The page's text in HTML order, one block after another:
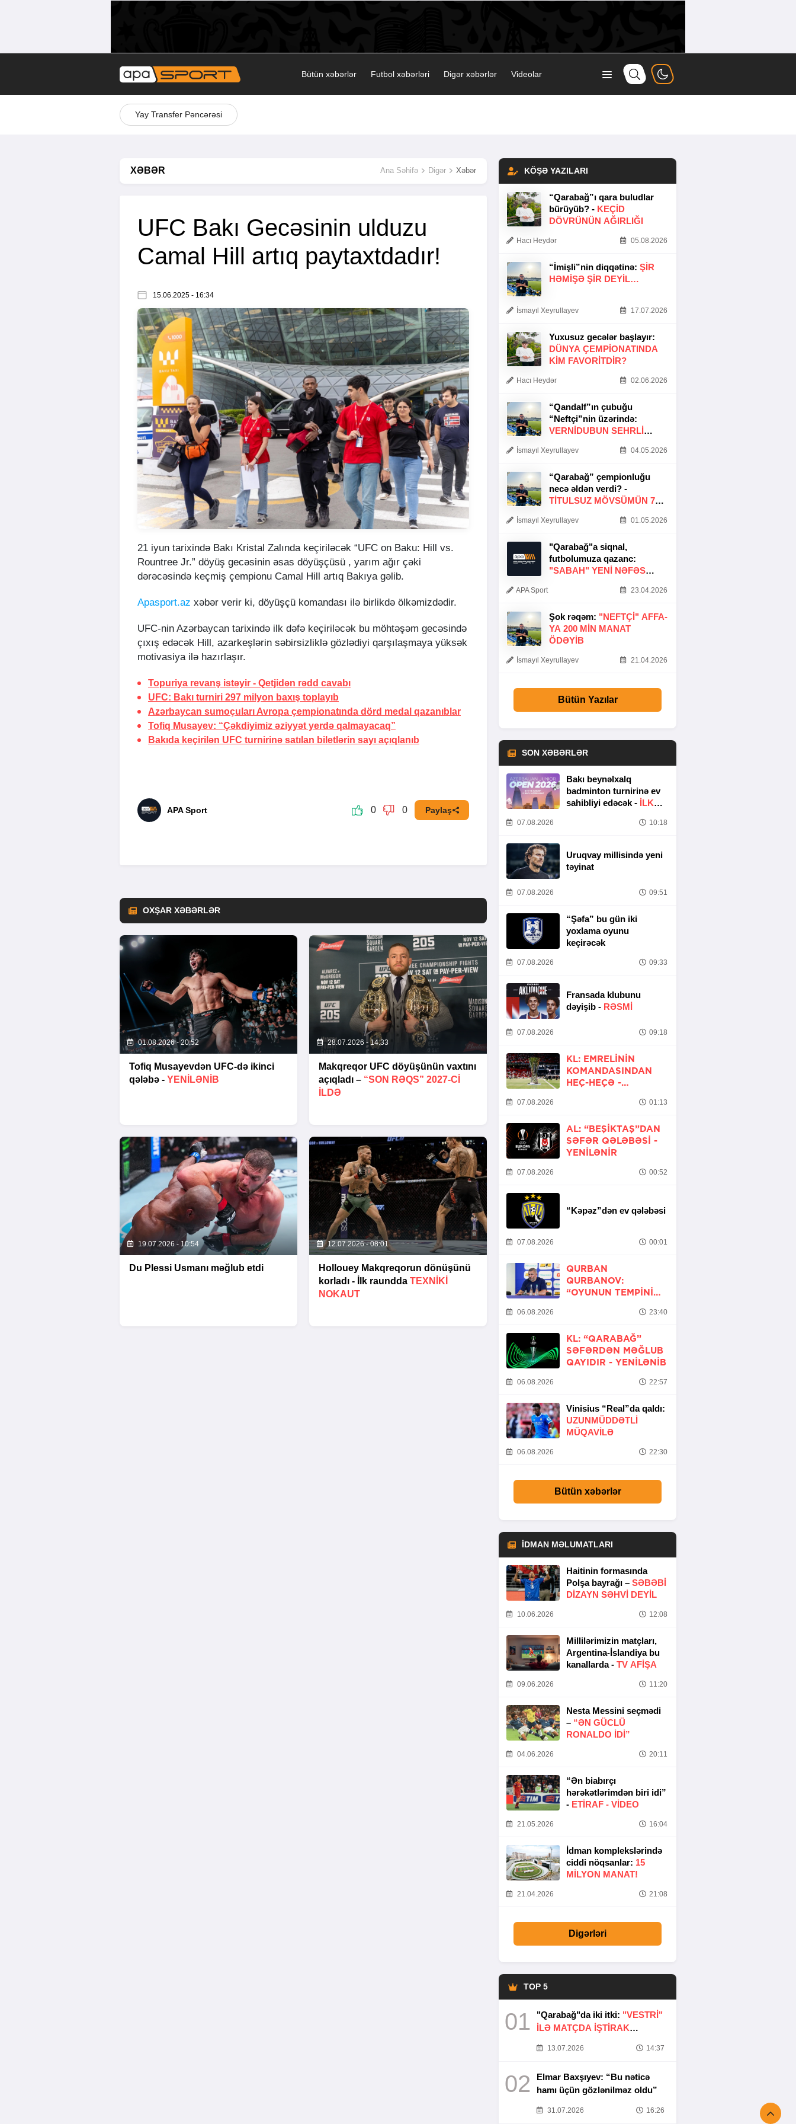
Bütün xəbərlər Futbol xəbərləri Digər xəbərlər Videolar
Yay Transfer Pəncərəsi
XƏBƏR Ana Səhifə Digər Xəbər
UFC Bakı Gecəsinin ulduzu
Camal Hill artıq paytaxtdadır!
15.06.2025 - 16:34
21 iyun tarixində Bakı Kristal Zalında keçiriləcək “UFC on Baku: Hill vs.
Rountree Jr.” döyüş gecəsinin əsas döyüşçüsü , yarım ağır çəki
dərəcəsində keçmiş çempionu Camal Hill artıq Bakıya gəlib.
Apasport.az xəbər verir ki, döyüşçü komandası ilə birlikdə ölkəmizdədir.
UFC-nin Azərbaycan tarixində ilk dəfə keçiriləcək bu möhtəşəm gecəsində
çıxış edəcək Hill, azarkeşlərin səbirsizliklə gözlədiyi qarşılaşmaya yüksək
motivasiya ilə hazırlaşır.
Topuriya revanş istəyir - Qetjidən rədd cavabı
UFC: Bakı turniri 297 milyon baxış toplayıb
Azərbaycan sumoçuları Avropa çempionatında dörd medal qazanıblar
Tofiq Musayev: “Çəkdiyimiz əziyyət yerdə qalmayacaq”
Bakıda keçirilən UFC turnirinə satılan biletlərin sayı açıqlanıb
APA Sport 0 0 Paylaş
OXŞAR XƏBƏRLƏR
01.08.2026 - 20:52
Tofiq Musayevdən UFC-də ikinci
qələbə - YENİLƏNİB
28.07.2026 - 14:33
Makqreqor UFC döyüşünün vaxtını
açıqladı – “SON RƏQS” 2027-CI
ILDƏ
19.07.2026 - 10:54
Du Plessi Usmanı məğlub etdi
12.07.2026 - 08:01
Hollouey Makqreqorun dönüşünü
korladı - İlk raundda TEXNIKI
NOKAUT
KÖŞƏ YAZILARI
“Qarabağ”ı qara buludlar
bürüyüb? - KEÇID
DÖVRÜNÜN AĞIRLIĞI
Hacı Heydər 05.08.2026
“İmişli”nin diqqətinə: ŞIR
HƏMIŞƏ ŞIR DEYIL…
İsmayıl Xeyrullayev 17.07.2026
Yuxusuz gecələr başlayır:
DÜNYA ÇEMPIONATINDA
KIM FAVORITDIR?
Hacı Heydər 02.06.2026
“Qandalf”ın çubuğu
“Neftçi”nin üzərində:
VERNİDUBUN SEHRLİ
İsmayıl Xeyrullayev 04.05.2026
“Qarabağ” çempionluğu
necə əldən verdi? -
TITULSUZ MÖVSÜMÜN 7
İsmayıl Xeyrullayev 01.05.2026
"Qarabağ"a siqnal,
futbolumuza qazanc:
"SABAH" YENI NƏFƏS
APA Sport 23.04.2026
Şok rəqəm: "NEFTÇI" AFFA-
YA 200 MIN MANAT
ÖDƏYIB
İsmayıl Xeyrullayev 21.04.2026
Bütün Yazılar
SON XƏBƏRLƏR
Bakı beynəlxalq
badminton turnirinə ev
sahibliyi edəcək - İLK
07.08.2026 10:18
Uruqvay millisində yeni
təyinat
07.08.2026 09:51
“Şəfa” bu gün iki
yoxlama oyunu
keçirəcək
07.08.2026 09:33
Fransada klubunu
dəyişib - RƏSMİ
07.08.2026 09:18
KL: EMRELININ
KOMANDASINDAN
HEÇ-HEÇƏ -
07.08.2026 01:13
AL: “BEŞIKTAŞ”DAN
SƏFƏR QƏLƏBƏSI -
YENİLƏNİR
07.08.2026 00:52
“Kəpəz”dən ev qələbəsi
07.08.2026 00:01
QURBAN
QURBANOV:
“OYUNUN TEMPINI
06.08.2026 23:40
KL: “QARABAĞ”
SƏFƏRDƏN MƏĞLUB
QAYIDIR - YENİLƏNİB
06.08.2026 22:57
Vinisius “Real”da qaldı:
UZUNMÜDDƏTLİ
MÜQAVİLƏ
06.08.2026 22:30
Bütün xəbərlər
İDMAN MƏLUMATLARI
Haitinin formasında
Polşa bayrağı – SƏBƏBI
DIZAYN SƏHVI DEYIL
10.06.2026 12:08
Millilərimizin matçları,
Argentina-İslandiya bu
kanallarda - TV AFİŞA
09.06.2026 11:20
Nesta Messini seçmədi
– “ƏN GÜCLÜ
RONALDO IDI”
04.06.2026 20:11
“Ən biabırçı
hərəkətlərimdən biri idi”
- ETIRAF - VİDEO
21.05.2026 16:04
İdman komplekslərində
ciddi nöqsanlar: 15
MILYON MANAT!
21.04.2026 21:08
Digərləri
TOP 5
01 "Qarabağ"da iki itki: "VESTRİ"
İLƏ MATÇDA İŞTİRAK
13.07.2026 14:37
02
Elmar Baxşıyev: “Bu nəticə
hamı üçün gözlənilməz oldu”
31.07.2026 16:26